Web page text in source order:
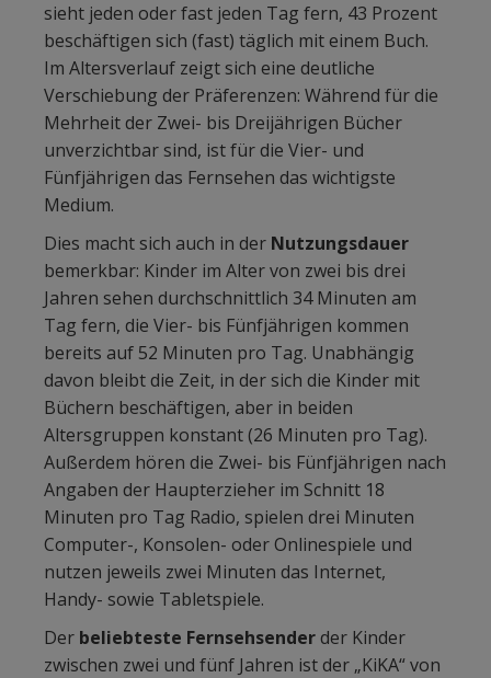
sieht jeden oder fast jeden Tag fern, 43 Prozent
beschäftigen sich (fast) täglich mit einem Buch.
Im Altersverlauf zeigt sich eine deutliche
Verschiebung der Präferenzen: Während für die
Mehrheit der Zwei- bis Dreijährigen Bücher
unverzichtbar sind, ist für die Vier- und
Fünfjährigen das Fernsehen das wichtigste
Medium.
Dies macht sich auch in der Nutzungsdauer
bemerkbar: Kinder im Alter von zwei bis drei
Jahren sehen durchschnittlich 34 Minuten am
Tag fern, die Vier- bis Fünfjährigen kommen
bereits auf 52 Minuten pro Tag. Unabhängig
davon bleibt die Zeit, in der sich die Kinder mit
Büchern beschäftigen, aber in beiden
Altersgruppen konstant (26 Minuten pro Tag).
Außerdem hören die Zwei- bis Fünfjährigen nach
Angaben der Haupterzieher im Schnitt 18
Minuten pro Tag Radio, spielen drei Minuten
Computer-, Konsolen- oder Onlinespiele und
nutzen jeweils zwei Minuten das Internet,
Handy- sowie Tabletspiele.
Der beliebteste Fernsehsenderder Kinder
zwischen zwei und fünf Jahren ist der „KiKA“ von